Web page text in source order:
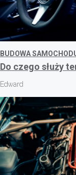
BUDOWA
Do czego służy
Edward